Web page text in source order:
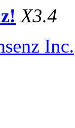
X3.4
Inc.